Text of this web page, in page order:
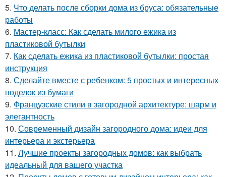
5. Что делать после сборки дома из бруса: обязательные
работы
6. Мастер-класс: Как сделать милого ежика из
пластиковой бутылки
7. Как сделать ежика из пластиковой бутылки: простая
инструкция
8. Сделайте вместе с ребенком: 5 простых и интересных
поделок из бумаги
9. Французские стили в загородной архитектуре: шарм и
элегантность
10. Современный дизайн загородного дома: идеи для
интерьера и экстерьера
11. Лучшие проекты загородных домов: как выбрать
идеальный для вашего участка